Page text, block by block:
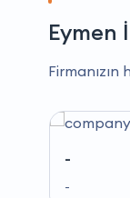
Eymen
Firmanızın
-
-